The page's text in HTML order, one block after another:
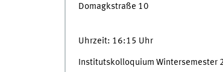
Domagkstraße 10
Uhrzeit: 16:15 Uhr
Institutskolloquium